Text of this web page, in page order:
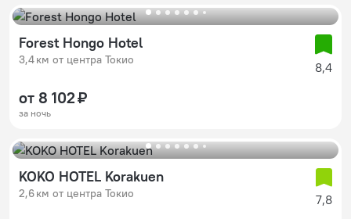
Forest Hongo Hotel
3,4 км от центра Токио 8,4
от 8 102 ₽
за ночь
KOKO HOTEL Korakuen
2,6 км от центра Токио 7,8